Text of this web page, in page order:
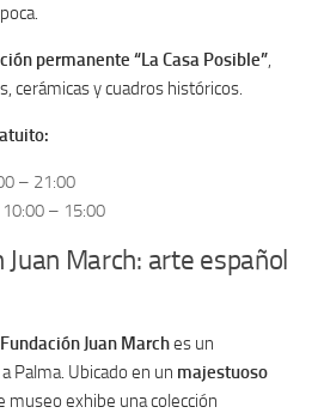
permanente “La Casa Posible”
cerámicas y cuadros históricos.
– 21:00
– 15:00
Juan March: arte español
Fundación Juan Marches un
Palma. Ubicado en un majestuoso
museo exhibe una colección